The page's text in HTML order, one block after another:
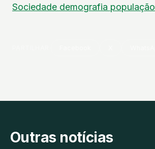
Sociedade demografia população
Outras notícias